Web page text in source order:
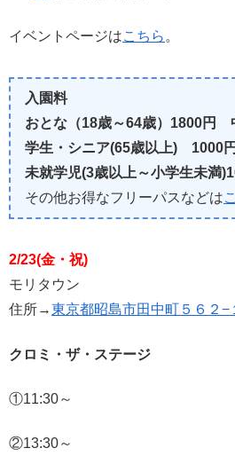
イベントページはこちら 。
入園料
おとな（18歳～64歳）1800
学生・シニア(65歳以上) 1000
未就学児(3歳以上～小学生未満
その他お得なフリーパスなどは
2/23(金・祝)
モリタウン
住所→東京都昭島市田中町５６２−
クロミ・ザ・ステージ
①11:30～
②13:30～